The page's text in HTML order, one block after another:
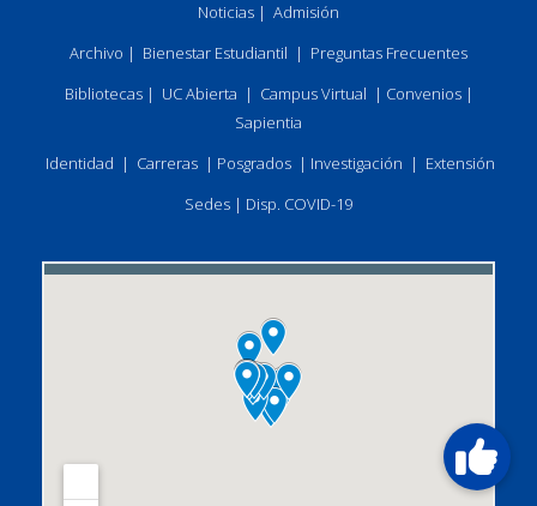
Noticias | Admisión
Archivo | Bienestar Estudiantil | Preguntas Frecuentes
Bibliotecas| UC Abierta | Campus Virtual | Convenios|
Sapientia
Identidad | Carreras | Posgrados | Investigación | Extensión
Sedes | Disp. COVID-19